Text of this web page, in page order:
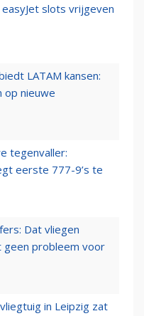
slots vrijgeven
LATAM kansen:
op nieuwe
tegenvaller:
eerste 777-9’s te
Dat vliegen
probleem voor
in Leipzig zat